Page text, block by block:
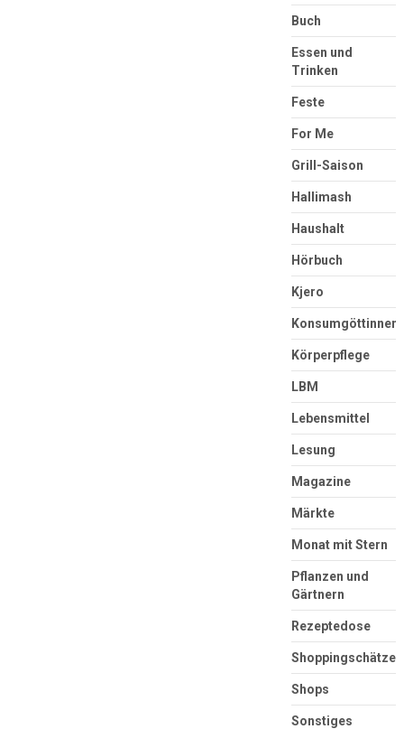
Buch
Essen und
Trinken
Feste
For Me
Grill-Saison
Hallimash
Haushalt
Hörbuch
Kjero
Konsumgöttinnen
Körperpflege
LBM
Lebensmittel
Lesung
Magazine
Märkte
Monat mit Stern
Pflanzen und
Gärtnern
Rezeptedose
Shoppingschätze
Shops
Sonstiges